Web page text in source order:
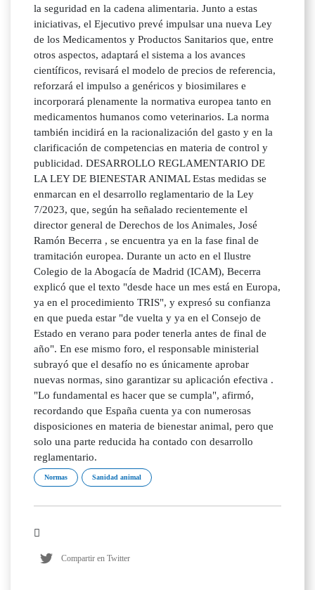
la seguridad en la cadena alimentaria. Junto a estas
iniciativas, el Ejecutivo prevé impulsar una nueva Ley
de los Medicamentos y Productos Sanitarios que, entre
otros aspectos, adaptará el sistema a los avances
científicos, revisará el modelo de precios de referencia,
reforzará el impulso a genéricos y biosimilares e
incorporará plenamente la normativa europea tanto en
medicamentos humanos como veterinarios. La norma
también incidirá en la racionalización del gasto y en la
clarificación de competencias en materia de control y
publicidad. DESARROLLO REGLAMENTARIO DE
LA LEY DE BIENESTAR ANIMAL Estas medidas se
enmarcan en el desarrollo reglamentario de la Ley
7/2023, que, según ha señalado recientemente el
director general de Derechos de los Animales, José
Ramón Becerra , se encuentra ya en la fase final de
tramitación europea. Durante un acto en el Ilustre
Colegio de la Abogacía de Madrid (ICAM), Becerra
explicó que el texto "desde hace un mes está en Europa,
ya en el procedimiento TRIS", y expresó su confianza
en que pueda estar "de vuelta y ya en el Consejo de
Estado en verano para poder tenerla antes de final de
año". En ese mismo foro, el responsable ministerial
subrayó que el desafío no es únicamente aprobar
nuevas normas, sino garantizar su aplicación efectiva .
"Lo fundamental es hacer que se cumpla", afirmó,
recordando que España cuenta ya con numerosas
disposiciones en materia de bienestar animal, pero que
solo una parte reducida ha contado con desarrollo
reglamentario.
Normas Sanidad animal
Compartir en Twitter